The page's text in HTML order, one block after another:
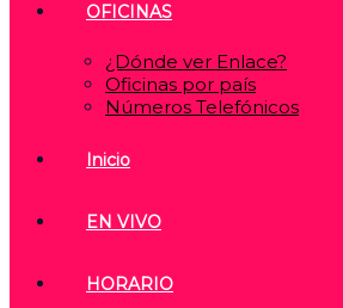
OFICINAS
¿Dónde ver Enlace?
Oficinas por país
Números Telefónicos
Inicio
EN VIVO
HORARIO